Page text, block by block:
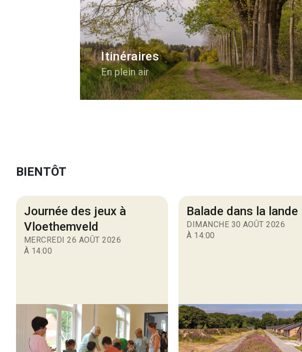
Itinéraires
En plein air
BIENTÔT
Journée des jeux à
Vloethemveld
MERCREDI 26 AOÛT 2026
À 14:00
Balade dans la lande
DIMANCHE 30 AOÛT 2026
À 14:00